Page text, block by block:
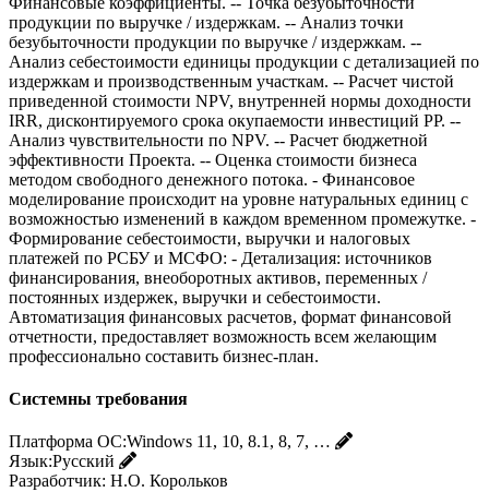
продукции по выручке / издержкам. -- Анализ точки
безубыточности продукции по выручке / издержкам. --
Анализ себестоимости единицы продукции с детализацией по
издержкам и производственным участкам. -- Расчет чистой
приведенной стоимости NPV, внутренней нормы доходности
IRR, дисконтируемого срока окупаемости инвестиций PP. --
Анализ чувствительности по NPV. -- Расчет бюджетной
эффективности Проекта. -- Оценка стоимости бизнеса
методом свободного денежного потока. - Финансовое
моделирование происходит на уровне натуральных единиц с
возможностью изменений в каждом временном промежутке. -
Формирование себестоимости, выручки и налоговых
платежей по РСБУ и МСФО: - Детализация: источников
финансирования, внеоборотных активов, переменных /
постоянных издержек, выручки и себестоимости.
Автоматизация финансовых расчетов, формат финансовой
отчетности, предоставляет возможность всем желающим
профессионально составить бизнес-план.
Системны требования
Платформа ОС:Windows 11, 10, 8.1, 8, 7, …
Язык:Русский
Разработчик: Н.О. Корольков